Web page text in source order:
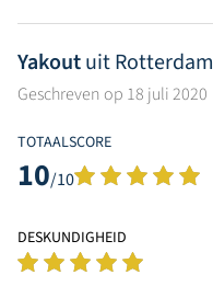
Yakoutuit Rotterdam
Geschreven op 18 juli 2020
TOTAALSCORE
10/10
DESKUNDIGHEID